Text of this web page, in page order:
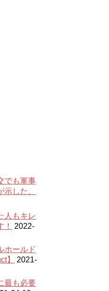
でも軍事
した、
人もキレ
2022-
ホールド
】
2021-
最も必要